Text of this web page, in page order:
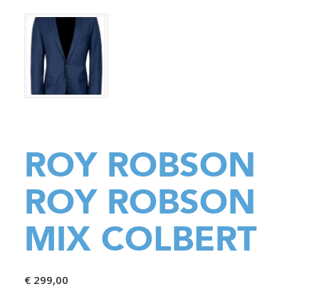
ROY ROBSON
ROY ROBSON
MIX COLBERT
€299,00